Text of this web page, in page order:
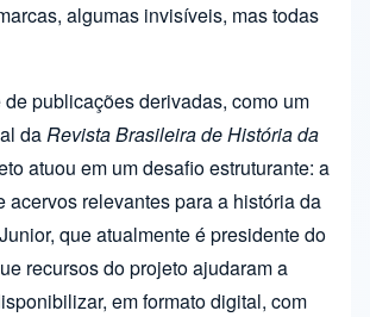
algumas invisíveis, mas todas
publicações derivadas, como um
daRevista Brasileira de História da
atuou em um desafio estruturante: a
acervos relevantes para a história da
que atualmente é presidente do
recursos do projeto ajudaram a
em formato digital, com